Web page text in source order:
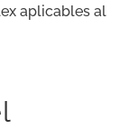
aplicables al